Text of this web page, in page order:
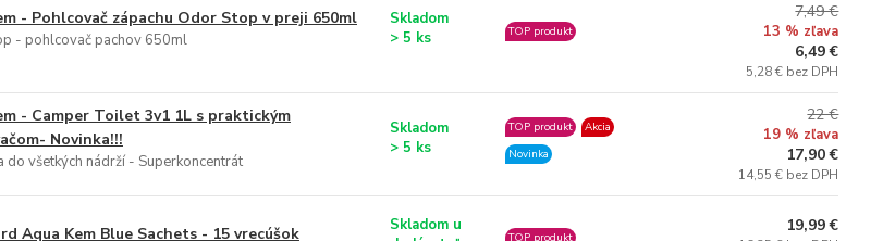
- Pohlcovač zápachu Odor Stop v preji 650ml
- pohlcovač pachov 650ml
Skladom
> 5 ks
TOP produkt
7,49 €
13 % zľava
6,49 €
5,28 € bez DPH
- Camper Toilet 3v1 1L s praktickým
Novinka!!!
do všetkých nádrží - Superkoncentrát
Skladom
> 5 ks
TOP produkt
Akcia
Novinka
22 €
19 % zľava
17,90 €
14,55 € bez DPH
Aqua Kem Blue Sachets - 15 vrecúšok
Skladom u
TOP produkt
19,99 €